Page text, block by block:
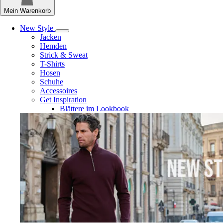
Mein Warenkorb
New Style
Jacken
Hemden
Strick & Sweat
T-Shirts
Hosen
Schuhe
Accessoires
Get Inspiration
Blättere im Lookbook